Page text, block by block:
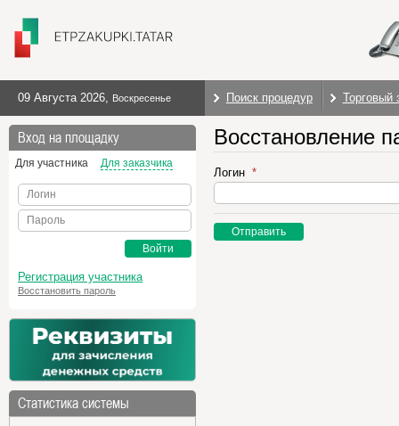
09 Августа 2026, Воскресенье Поиск процедур Торговый
Вход на площадку
Для участника Для заказчика
Логин
Пароль
Войти
Регистрация участника
Восстановить пароль
Статистика системы
Восстановление
Логин
Отправить